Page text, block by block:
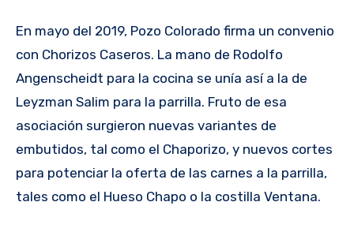
En mayo del 2019, Pozo Colorado firma un convenio
con Chorizos Caseros. La mano de Rodolfo
Angenscheidt para la cocina se unía así a la de
Leyzman Salim para la parrilla. Fruto de esa
asociación surgieron nuevas variantes de
embutidos, tal como el Chaporizo, y nuevos cortes
para potenciar la oferta de las carnes a la parrilla,
tales como el Hueso Chapo o la costilla Ventana.